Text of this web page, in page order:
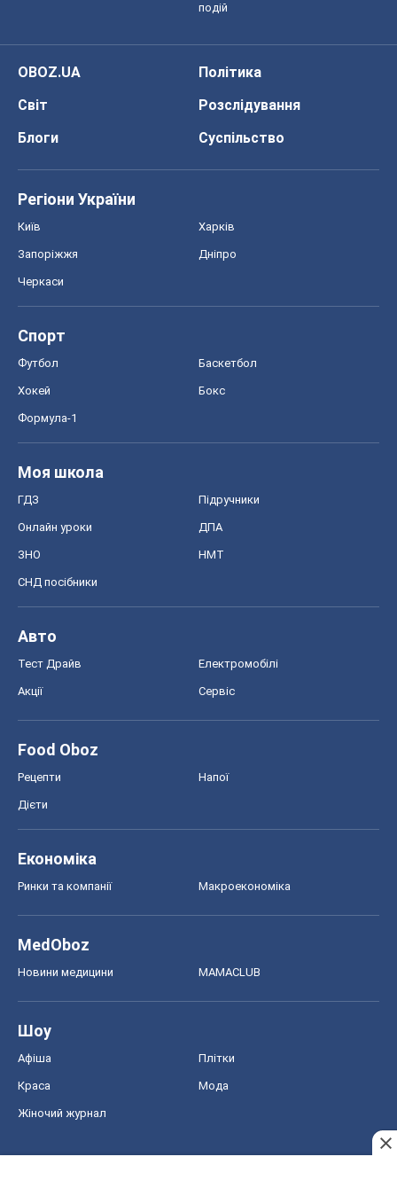
подій
OBOZ.UA
Політика
Світ
Розслідування
Блоги
Суспільство
Регіони України
Київ Харків
Запоріжжя Дніпро
Черкаси
Спорт
Футбол Баскетбол
Хокей Бокс
Формула-1
Моя школа
ГДЗ Підручники
Онлайн уроки ДПА
ЗНО НМТ
СНД посібники
Авто
Тест Драйв Електромобілі
Акції Сервіс
Food Oboz
Рецепти Напої
Дієти
Економіка
Ринки та компанії Макроекономіка
MedOboz
Новини медицини MAMACLUB
Шоу
Афіша Плітки
Краса Мода
Жіночий журнал